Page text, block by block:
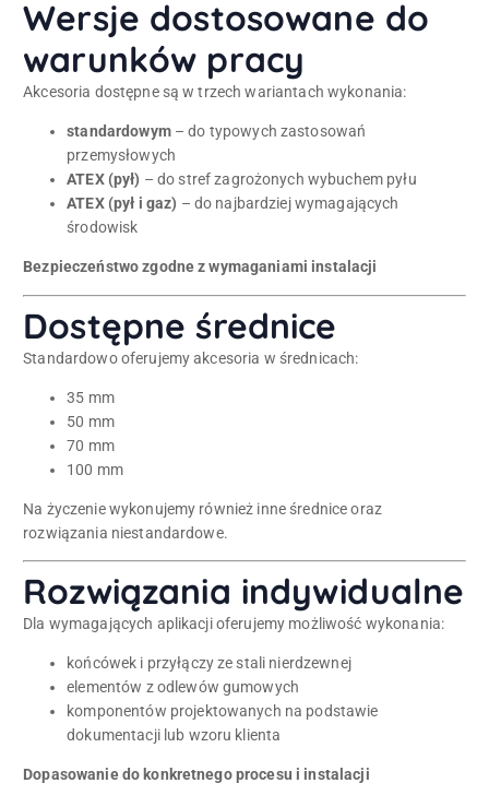
Wersje dostosowane do
warunków pracy
Akcesoria dostępne są w trzech wariantach wykonania:
standardowym– do typowych zastosowań
przemysłowych
ATEX (pył) – do stref zagrożonych wybuchem pyłu
ATEX (pył i gaz) – do najbardziej wymagających
środowisk
Bezpieczeństwo zgodne z wymaganiami instalacji
Dostępne średnice
Standardowo oferujemy akcesoria w średnicach:
35 mm
50 mm
70 mm
100 mm
Na życzenie wykonujemy również inne średnice oraz
rozwiązania niestandardowe.
Rozwiązania indywidualne
Dla wymagających aplikacji oferujemy możliwość wykonania:
końcówek i przyłączy ze stali nierdzewnej
elementów z odlewów gumowych
komponentów projektowanych na podstawie
dokumentacji lub wzoru klienta
Dopasowanie do konkretnego procesu i instalacji